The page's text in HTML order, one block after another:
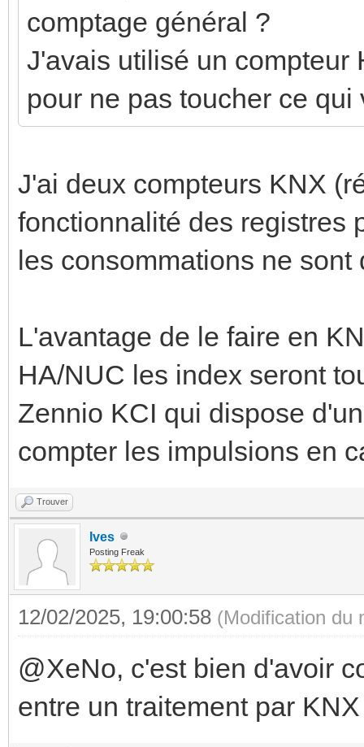
comptage général ?
J'avais utilisé un compteur
pour ne pas toucher ce qui
J'ai deux compteurs KNX
fonctionnalité des registres
les consommations ne sont
L'avantage de le faire en
HA/NUC les index seront
Zennio KCI qui dispose
compter les impulsions en
Trouver
Ives
Posting Freak
12/02/2025, 19:00:58 (Modification du
@XeNo, c'est bien d'avoir
entre un traitement par